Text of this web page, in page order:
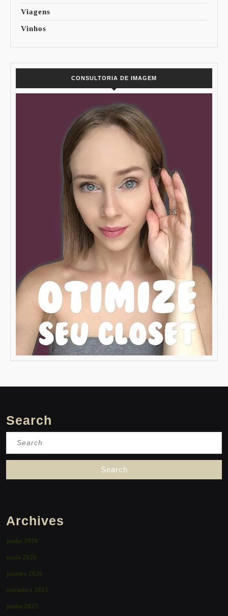
Viagens
Vinhos
CONSULTORIA DE IMAGEM
Search
Archives
junho 2026
maio 2026
janeiro 2026
setembro 2025
junho 2025